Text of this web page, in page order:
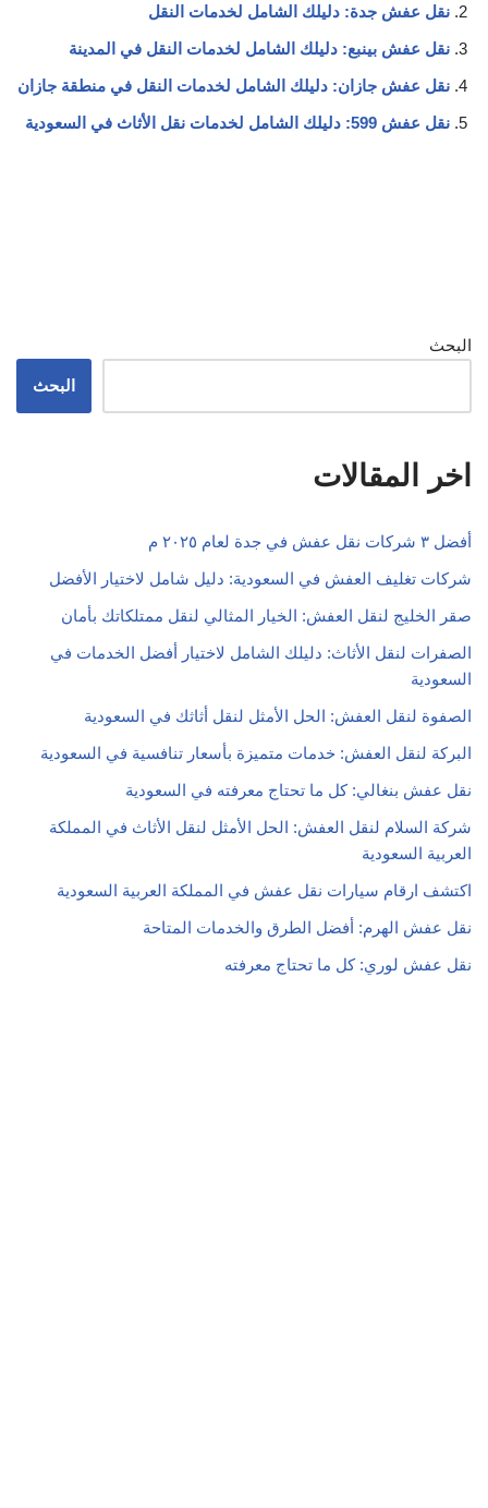
نقل عفش جدة: دليلك الشامل لخدمات النقل
نقل عفش بينبع: دليلك الشامل لخدمات النقل في المدينة
نقل عفش جازان: دليلك الشامل لخدمات النقل في منطقة جازان
نقل عفش 599: دليلك الشامل لخدمات نقل الأثاث في السعودية
البحث
البحث
اخر المقالات
أفضل ٣ شركات نقل عفش في جدة لعام ٢٠٢٥ م
شركات تغليف العفش في السعودية: دليل شامل لاختيار الأفضل
صقر الخليج لنقل العفش: الخيار المثالي لنقل ممتلكاتك بأمان
الصفرات لنقل الأثاث: دليلك الشامل لاختيار أفضل الخدمات في
السعودية
الصفوة لنقل العفش: الحل الأمثل لنقل أثاثك في السعودية
البركة لنقل العفش: خدمات متميزة بأسعار تنافسية في السعودية
نقل عفش بنغالي: كل ما تحتاج معرفته في السعودية
شركة السلام لنقل العفش: الحل الأمثل لنقل الأثاث في المملكة
العربية السعودية
اكتشف ارقام سيارات نقل عفش في المملكة العربية السعودية
نقل عفش الهرم: أفضل الطرق والخدمات المتاحة
نقل عفش لوري: كل ما تحتاج معرفته